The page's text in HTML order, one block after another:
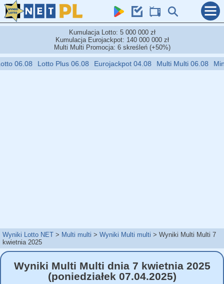
Kumulacja Lotto: 5 000 000 zł
Kumulacja Eurojackpot: 140 000 000 zł
Multi Multi Promocja: 6 skreśleń (+50%)
Lotto Plus 06.08 Eurojackpot 04.08 Multi Multi 06.08 Mini
Wyniki Lotto NET Multi multi Wyniki Multi multi
Wyniki Multi Multi 7
kwietnia 2025
Wyniki Multi Multi dnia 7 kwietnia 2025
(poniedziałek 07.04.2025)